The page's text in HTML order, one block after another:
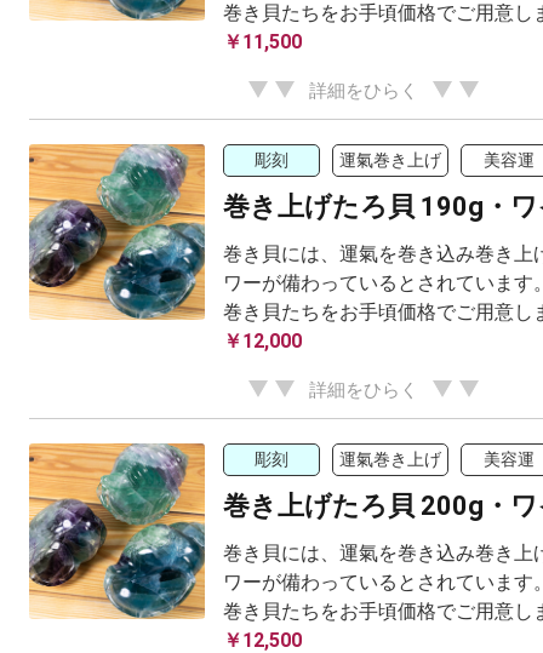
巻き貝たちをお手頃価格でご用意し
￥11,500
詳細をひらく
彫刻 運氣巻き上げ 美容運
巻き上げたろ貝 190g・
巻き貝には、運氣を巻き込み巻き上
ワーが備わっているとされています
巻き貝たちをお手頃価格でご用意し
￥12,000
詳細をひらく
彫刻 運氣巻き上げ 美容運
巻き上げたろ貝 200g・
巻き貝には、運氣を巻き込み巻き上
ワーが備わっているとされています
巻き貝たちをお手頃価格でご用意し
￥12,500